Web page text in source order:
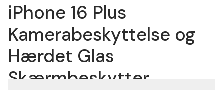
iPhone 16 Plus
Kamerabeskyttelse og
Hærdet Glas
Skærmbeskytter